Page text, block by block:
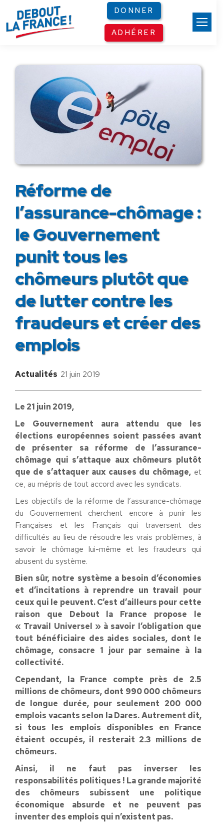
DONNER
ADHÉRER
Réforme de
l’assurance-chômage :
le Gouvernement
punit tous les
chômeurs plutôt que
de lutter contre les
fraudeurs et créer des
emplois
Actualités 21 juin 2019
Le 21 juin 2019,
Le Gouvernement aura attendu que les
élections européennes soient passées avant
de présenter sa réforme de l’assurance-
chômage qui s’attaque aux chômeurs plutôt
que de s’attaquer aux causes du chômage,et
ce, au mépris de tout accord avec les syndicats.
Les objectifs de la réforme de l’assurance-chômage
du Gouvernement cherchent encore à punir les
Françaises et les Français qui traversent des
difficultés au lieu de résoudre les vrais problèmes, à
savoir le chômage lui-même et les fraudeurs qui
abusent du système.
Bien sûr, notre système a besoin d’économies
et d’incitations à reprendre un travail pour
ceux qui le peuvent. C’est d’ailleurs pour cette
raison que Debout la France propose le
« Travail Universel » à savoir l’obligation que
tout bénéficiaire des aides sociales, dont le
chômage, consacre 1 jour par semaine à la
collectivité.
Cependant, la France compte près de 2.5
millions de chômeurs, dont 990 000 chômeurs
de longue durée, pour seulement 200 000
emplois vacants selon la Dares. Autrement dit,
si tous les emplois disponibles en France
étaient occupés, il resterait 2.3 millions de
chômeurs.
Ainsi, il ne faut pas inverser les
responsabilités politiques ! La grande majorité
des chômeurs subissent une politique
économique absurde et ne peuvent pas
inventer des emplois qui n’existent pas.
Panneau de gestion des cookies